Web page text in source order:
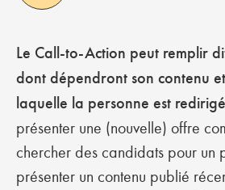
Le Call-to-Action peut remplir
dont dépendront son contenu
laquelle la personne est
présenter une (nouvelle) offre
chercher des candidats pour un
présenter un contenu publié